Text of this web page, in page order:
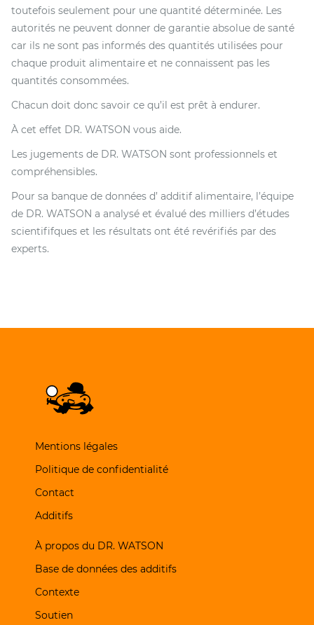
toutefois seulement pour une quantité déterminée. Les
autorités ne peuvent donner de garantie absolue de santé
car ils ne sont pas informés des quantités utilisées pour
chaque produit alimentaire et ne connaissent pas les
quantités consommées.
Chacun doit donc savoir ce qu’il est prêt à endurer.
À cet effet DR. WATSON vous aide.
Les jugements de DR. WATSON sont professionnels et
compréhensibles.
Pour sa banque de données d’ additif alimentaire, l’équipe
de DR. WATSON a analysé et évalué des milliers d’études
scientififques et les résultats ont été revérifiés par des
experts.
Mentions légales
Politique de confidentialité
Contact
Additifs
À propos du DR. WATSON
Base de données des additifs
Contexte
Soutien